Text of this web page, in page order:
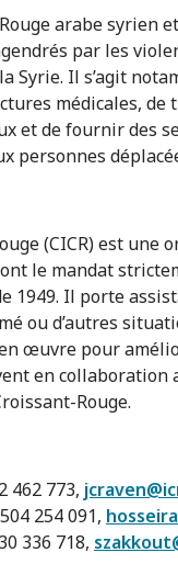
arabe syrien
par les
Il s’agit
médicales, de
et de fournir des
personnes
(CICR) est une
le mandat
1949. Il porte
ou d’autres
œuvre pour
en collaboration
Rouge.
462 773,
254 091,
336 718,